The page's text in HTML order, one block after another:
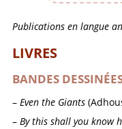
Publications en langue
LIVRES
BANDES
Even the Giants
By this shall you know